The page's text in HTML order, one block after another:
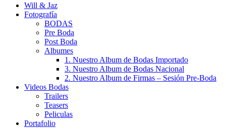
Will & Jaz
Fotografía
BODAS
Pre Boda
Post Boda
Albumes
1. Nuestro Album de Bodas Importado
3. Nuestro Album de Bodas Nacional
2. Nuestro Album de Firmas – Sesión Pre-Boda
Videos Bodas
Trailers
Teasers
Peliculas
Portafolio